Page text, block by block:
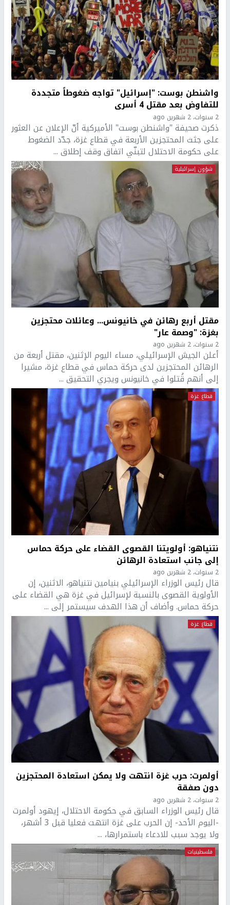
واشنطن بوست: "إسرائيل" تواجه ضغوطاً متجددة
للتفاوض بعد مقتل 4 أسرى
2 سنوات، 2 شهرين ago
ذكرت صحيفة "واشنطن بوست" الأميركية أنّ الإعلان عن العثور
على جثث المحتجزين الأربعة في قطاع غزة، جدّد الضغوط
على حكومة الاحتلال لتبنّي اتفاق وقف إطلاق ...
شؤون إسرائيلية
مقتل أربع رهائن في خانيونس... وعائلات محتجزين
بغزة: "وصمة عار"
2 سنوات، 2 شهرين ago
أعلن الجيش الإسرائيلي، مساء اليوم الإثنين، مقتل أربعة من
الرهائن المحتجزين لدى حركة حماس في قطاع غزة، مشيرا
إلى أنهم قُتلوا في خانيونس ويجري التحقيق ...
قطاع غزة
نتنياهو: أولويتنا القصوى القضاء على حركة حماس
إلى جانب استعادة الرهائن
2 سنوات، 2 شهرين ago
قال رئيس الوزراء الإسرائيلي بنيامين نتنياهو، الاثنين، إن
الأولوية القصوى بالنسبة لإسرائيل في غزة هي القضاء على
حركة حماس. وأضاف أن هذا الهدف سيستمر إلى ...
قطاع غزة
أولمرت: حرب غزة انتهت ولا يمكن استعادة المحتجزين
دون صفقة
2 سنوات، 2 شهرين ago
قال رئيس الوزراء السابق في حكومة الاحتلال، إيهود أولمرت
-اليوم الأحد- إن الحرب على غزة انتهت فعليا قبل 3 أشهر،
ولا يوجد سبب للادعاء باستمرارها، ...
فلسطينيات